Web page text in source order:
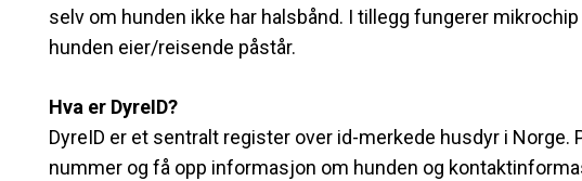
selv om hunden ikke har halsbånd. I tillegg fungerer
hunden eier/reisende påstår.
Hva er DyreID?
DyreID er et sentralt register over id-merkede husdyr i Norge.
nummer og få opp informasjon om hunden og